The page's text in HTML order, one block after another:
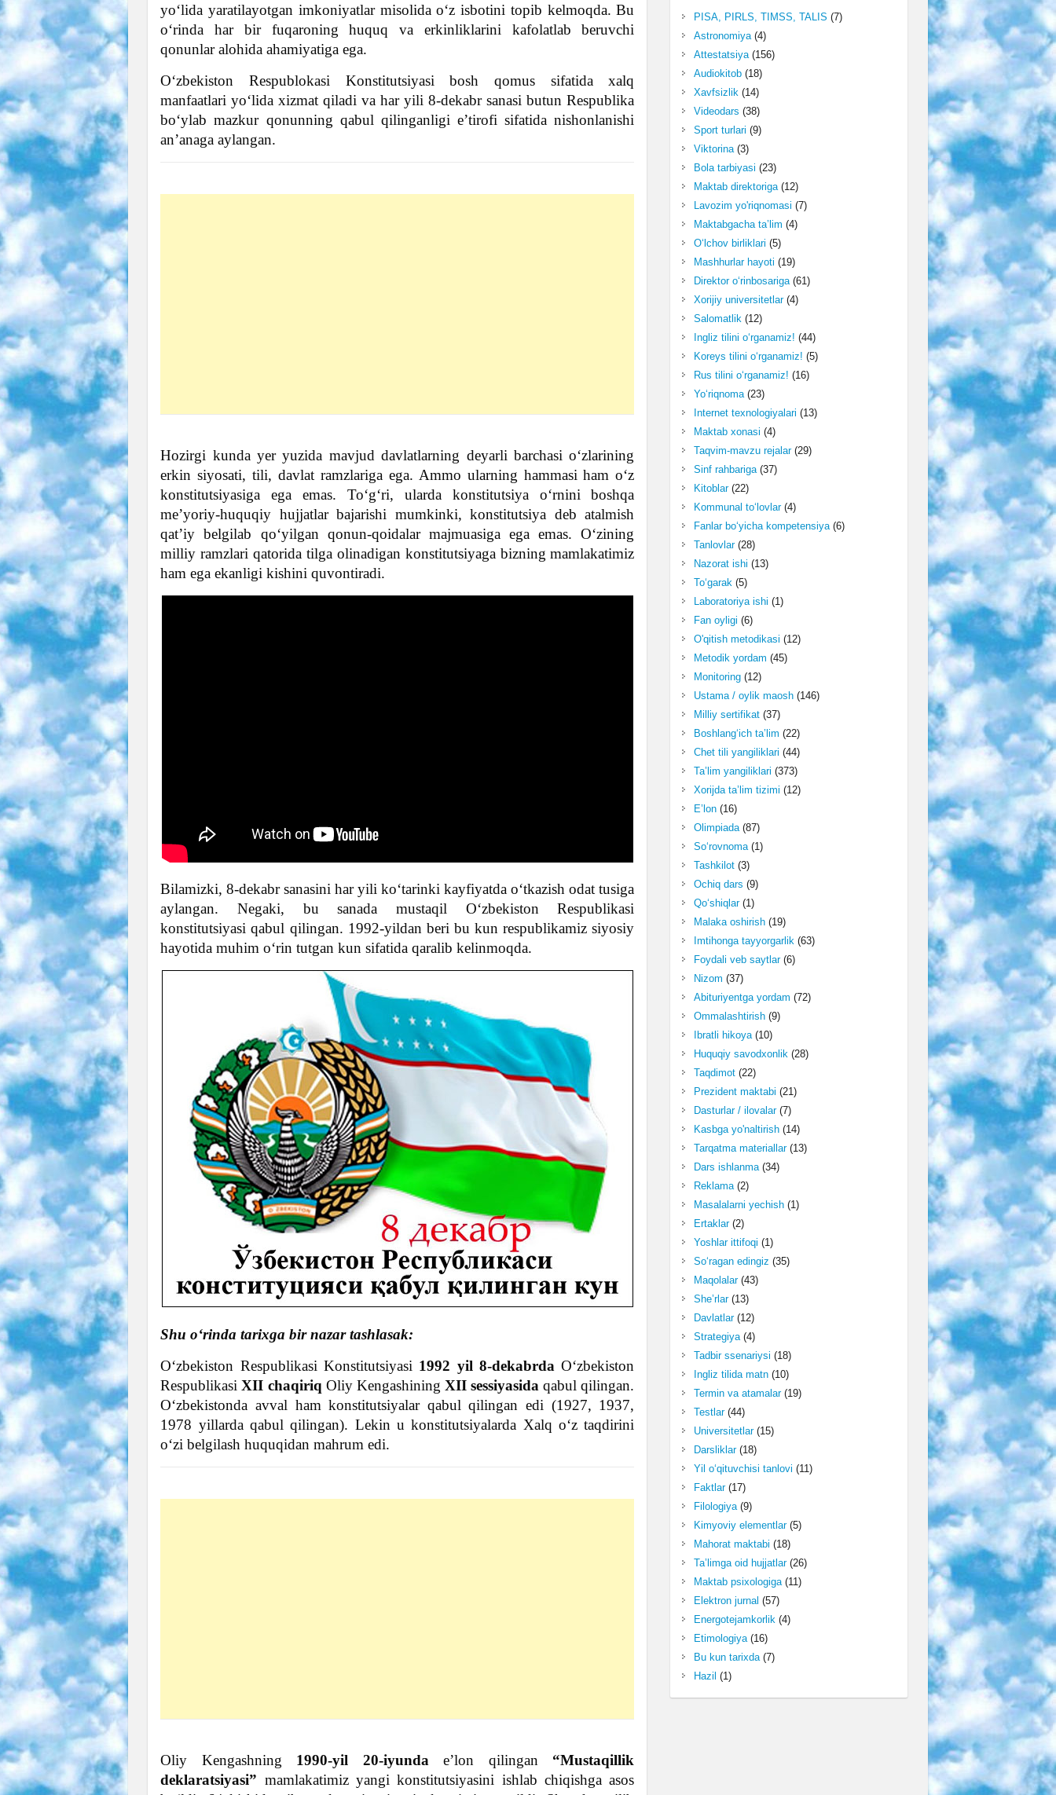
yo‘lida yaratilayotgan imkoniyatlar misolida o‘z isbotini topib kelmoqda. Bu
o‘rinda har bir fuqaroning huquq va erkinliklarini kafolatlab beruvchi
qonunlar alohida ahamiyatiga ega.
O‘zbekiston Respublokasi Konstitutsiyasi bosh qomus sifatida xalq
manfaatlari yo‘lida xizmat qiladi va har yili 8-dekabr sanasi butun Respublika
bo‘ylab mazkur qonunning qabul qilinganligi e’tirofi sifatida nishonlanishi
an’anaga aylangan.
Hozirgi kunda yer yuzida mavjud davlatlarning deyarli barchasi o‘zlarining
erkin siyosati, tili, davlat ramzlariga ega. Ammo ularning hammasi ham o‘z
konstitutsiyasiga ega emas. To‘g‘ri, ularda konstitutsiya o‘rnini boshqa
me’yoriy-huquqiy hujjatlar bajarishi mumkinki, konstitutsiya deb atalmish
qat’iy belgilab qo‘yilgan qonun-qoidalar majmuasiga ega emas. O‘zining
milliy ramzlari qatorida tilga olinadigan konstitutsiyaga bizning mamlakatimiz
ham ega ekanligi kishini quvontiradi.
Bilamizki, 8-dekabr sanasini har yili ko‘tarinki kayfiyatda o‘tkazish odat tusiga
aylangan. Negaki, bu sanada mustaqil O‘zbekiston Respublikasi
konstitutsiyasi qabul qilingan. 1992-yildan beri bu kun respublikamiz siyosiy
hayotida muhim o‘rin tutgan kun sifatida qaralib kelinmoqda.
Shu o‘rinda tarixga bir nazar tashlasak:
O‘zbekiston Respublikasi Konstitutsiyasi 1992 yil 8-dekabrda O‘zbekiston
RespublikasiXII chaqiriq Oliy Kengashining XII sessiyasida qabul qilingan.
O‘zbekistonda avval ham konstitutsiyalar qabul qilingan edi (1927, 1937,
1978 yillarda qabul qilingan). Lekin u konstitutsiyalarda Xalq o‘z taqdirini
o‘zi belgilash huquqidan mahrum edi.
Oliy Kengashning 1990-yil 20-iyunda e’lon qilingan “Mustaqillik
deklaratsiyasi” mamlakatimiz yangi konstitutsiyasini ishlab chiqishga asos
PISA, PIRLS, TIMSS, TALIS (7)
Astronomiya(4)
Attestatsiya(156)
Audiokitob(18)
Xavfsizlik(14)
Videodars (38)
Sport turlari (9)
Viktorina(3)
Bola tarbiyasi (23)
Maktab direktoriga(12)
Lavozim yo'riqnomasi (7)
Maktabgacha ta’lim (4)
O‘lchov birliklari (5)
Mashhurlar hayoti (19)
Direktor o‘rinbosariga(61)
Xorijiy universitetlar(4)
Salomatlik(12)
Ingliz tilini o‘rganamiz! (44)
Koreys tilini o‘rganamiz! (5)
Rus tilini o‘rganamiz! (16)
Yo‘riqnoma(23)
Internet texnologiyalari (13)
Maktab xonasi (4)
Taqvim-mavzu rejalar(29)
Sinf rahbariga(37)
Kitoblar(22)
Kommunal to‘lovlar(4)
Fanlar bo‘yicha kompetensiya(6)
Tanlovlar(28)
Nazorat ishi (13)
To‘garak(5)
Laboratoriya ishi (1)
Fan oyligi (6)
O'qitish metodikasi (12)
Metodik yordam (45)
Monitoring(12)
Ustama / oylik maosh(146)
Milliy sertifikat(37)
Boshlang‘ich ta’lim (22)
Chet tili yangiliklari (44)
Ta’lim yangiliklari (373)
Xorijda ta’lim tizimi (12)
E’lon(16)
Olimpiada(87)
So‘rovnoma(1)
Tashkilot(3)
Ochiq dars (9)
Qo‘shiqlar(1)
Malaka oshirish(19)
Imtihonga tayyorgarlik(63)
Foydali veb saytlar(6)
Nizom (37)
Abituriyentga yordam (72)
Ommalashtirish(9)
Ibratli hikoya(10)
Huquqiy savodxonlik(28)
Taqdimot(22)
Prezident maktabi (21)
Dasturlar / ilovalar(7)
Kasbga yo'naltirish(14)
Tarqatma materiallar(13)
Dars ishlanma(34)
Reklama(2)
Masalalarni yechish(1)
Ertaklar(2)
Yoshlar ittifoqi (1)
So‘ragan edingiz (35)
Maqolalar(43)
She’rlar(13)
Davlatlar(12)
Strategiya(4)
Tadbir ssenariysi (18)
Ingliz tilida matn(10)
Termin va atamalar(19)
Testlar(44)
Universitetlar(15)
Darsliklar(18)
Yil o‘qituvchisi tanlovi (11)
Faktlar(17)
Filologiya(9)
Kimyoviy elementlar(5)
Mahorat maktabi (18)
Ta’limga oid hujjatlar(26)
Maktab psixologiga(11)
Elektron jurnal (57)
Energotejamkorlik(4)
Etimologiya(16)
Bu kun tarixda(7)
Hazil (1)